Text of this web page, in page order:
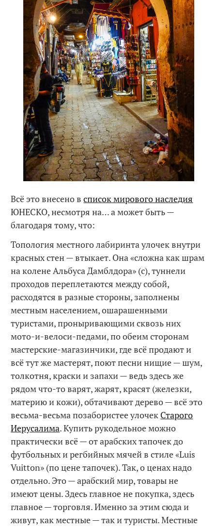
Всё это внесено всписок мирового наследия
ЮНЕСКО, несмотря на… а может быть —
благодаря тому, что:
Топология местного лабиринта улочек внутри
красных стен — втыкает. Она «сложна как шрам
на колене Альбуса Дамблдора» (с), туннели
проходов переплетаются между собой,
расходятся в разные стороны, заполнены
местным населением, ошарашенными
туристами, проныривающими сквозь них
мото-и-велоси-педами, по обеим сторонам
мастерские-магазинчики, где всё продают и
всё тут же мастерят, поют песни нищие — шум,
толкотня, краски и запахи — ведь здесь же
рядом что-то варят, жарят, красят (железки,
материю и кожи), обтачивают дерево — всё это
весьма-весьма позабористее улочек Старого
Иерусалима. Купить рукодельное можно
практически всё — от арабских тапочек до
футбольных и регбийных мячей в стиле «Luis
Vuitton» (по цене тапочек). Так, о ценах надо
отдельно. Это — арабский мир, товары не
имеют цены. Здесь главное не покупка, здесь
главное — торговля. Именно за этим сюда и
живут, как местные — так и туристы. Местные